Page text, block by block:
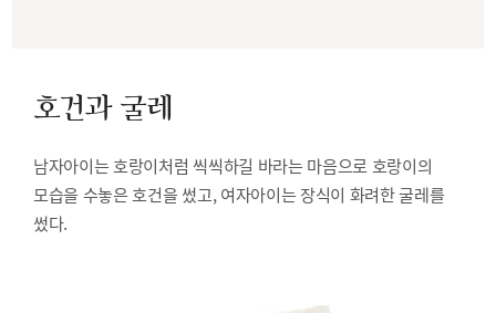
호건과 굴레
남자아이는 호랑이처럼 씩씩하길 바라는 마음으로 호랑이의
모습을 수놓은 호건을 썼고, 여자아이는 장식이 화려한 굴레를
썼다.